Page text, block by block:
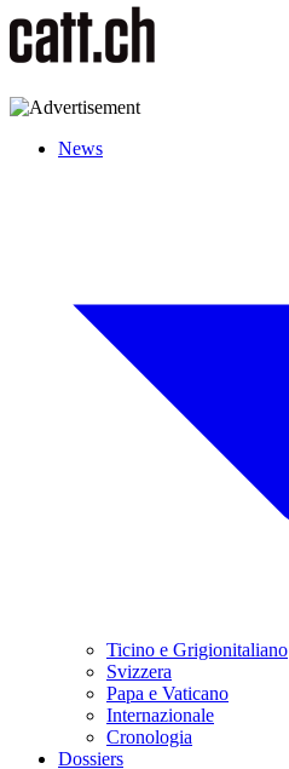
News
Ticino e Grigionitaliano
Svizzera
Papa e Vaticano
Internazionale
Cronologia
Dossiers